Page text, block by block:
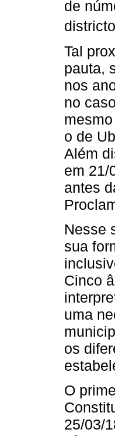
de
Tal
pauta,
nos
no
o de
Além
em 21/
antes
Nesse
sua
Cinco
uma
os
O
25/03/